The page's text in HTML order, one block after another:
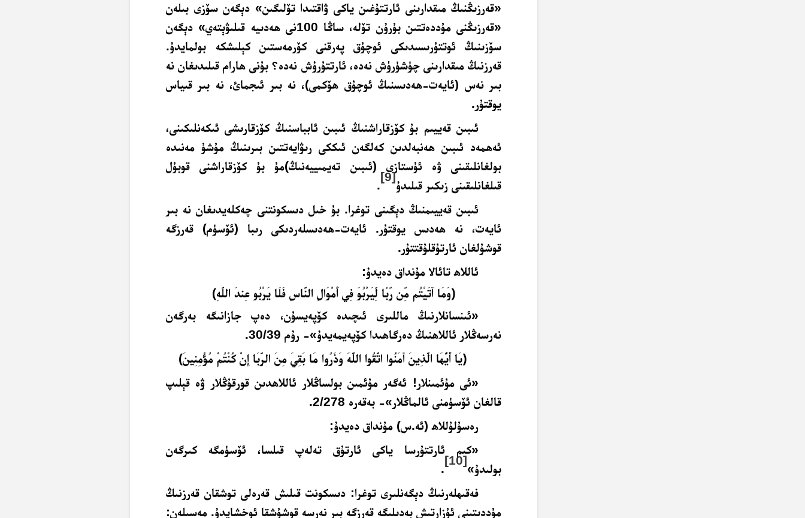
«قەرزىڭنىڭ مىقدارىنى ئارتتۇغىن ياكى ۋاقتىدا تۆلىگىن» دېگەن سۆزى بىلەن
«قەرزىڭنى مۇددەتتىن بۇرۇن تۆلە، ساڭا 100نى ھەدىيە قىلىۋېتەي» دېگەن
سۆزىنىڭ ئوتتۇرىسىدىكى ئوچۇق پەرقنى كۆرمەستىن كېلىشكە بولمايدۇ.
قەرزنىڭ مىقدارىنى چۈشۈرۈش نەدە، ئارتتۇرۇش نەدە؟ بۇنى ھارام قىلىدىغان نە
بىر نەس (ئايەت-ھەدىسنىڭ ئوچۇق ھۆكمى)، نە بىر ئىجمائ، نە بىر قىياس
يوقتۇر.
ئىبىن قەييىم بۇ كۆزقاراشنىڭ ئىبىن ئابباسنىڭ كۆزقارىشى ئىكەنلىكىنى،
ئەھمەد ئىبىن ھەنبەلدىن كەلگەن ئىككى رىۋايەتتىن بىرىنىڭ مۇشۇ مەنىدە
بولغانلىقىنى ۋە ئۇستازى (ئىبىن تەيمىييەنىڭ)مۇ بۇ كۆزقاراشنى قوبۇل
قىلغانلىقىنى زىكىر قىلىدۇ
[9]
.
ئىبىن قەييىمنىڭ دېگىنى توغرا. بۇ خىل دىسكونتنى چەكلەيدىغان نە بىر
ئايەت، نە ھەدىس يوقتۇر. ئايەت-ھەدىسلەردىكى رىبا (ئۆسۈم) قەرزگە
قوشۇلغان ئارتۇقلۇقتتۇر.
ئاللاھ تائالا مۇنداق دەيدۇ:
﴿وَمَا آتَيْتُم مِّن رِّبًا لِّيَرْبُوَ فِي أَمْوَالِ النَّاسِ فَلَا يَرْبُو عِندَ اللَّهِ﴾
«ئىنسانلارنىڭ ماللىرى ئىچىدە كۆپەيسۇن، دەپ جازانىگە بەرگەن
نەرسەڭلار ئاللاھنىڭ دەرگاھىدا كۆپەيمەيدۇ»- رۇم 30/39.
﴿يَا أَيُّهَا الَّذِينَ آمَنُوا اتَّقُوا اللَّهَ وَذَرُوا مَا بَقِيَ مِنَ الرِّبَا إِنْ كُنْتُمْ مُؤْمِنِينَ﴾
«ئى مۇئمىنلار! ئەگەر مۇئمىن بولساڭلار ئاللاھدىن قورقۇڭلار ۋە قېلىپ
قالغان ئۆسۈمنى ئالماڭلار»- بەقەرە 2/278.
رەسۇلۇللاھ (ئە.س) مۇنداق دەيدۇ:
«كىم ئارتتۇرسا ياكى ئارتۇق تەلەپ قىلسا، ئۆسۈمگە كىرگەن
بولىدۇ»
[10]
.
فەقىھلەرنىڭ دېگەنلىرى توغرا: دىسكونت قىلىش قەرەلى توشقان قەرزنىڭ
مۇددىتىنى ئۇزارتىش بەدىلىگە قەرزگە بىر نەرسە قوشۇشقا ئوخشايدۇ. مەسىلەن: